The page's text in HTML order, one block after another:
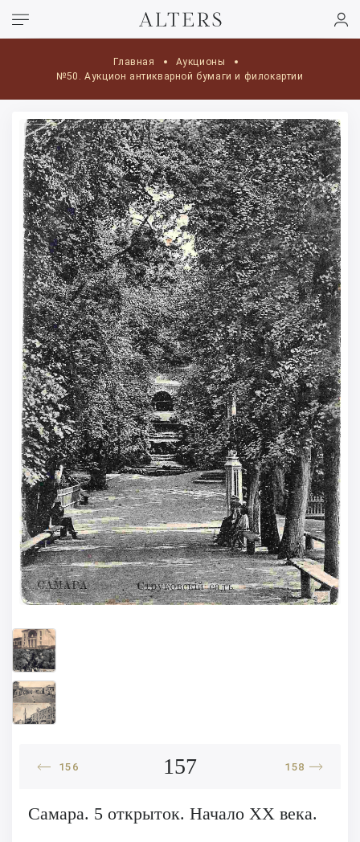
Главная
Аукционы
№50. Аукцион антикварной бумаги и филокартии
156 157 158
Самара. 5 открыток. Начало XX века.